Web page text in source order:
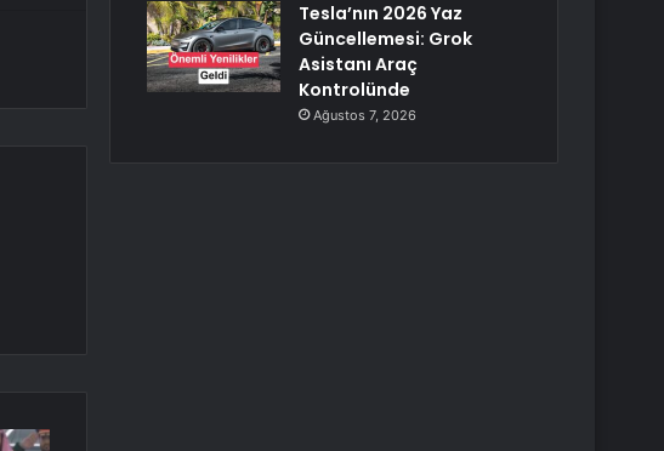
Tesla’nın 2026 Yaz
Güncellemesi: Grok
Asistanı Araç
Kontrolünde
Ağustos 7, 2026